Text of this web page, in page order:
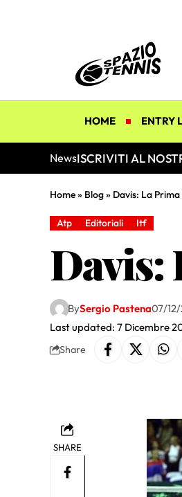
HOME ENTRY
NewsISCRIVITI AL
Home» Blog» Davis: La
Atp Editoriali Itf
Davis:
Last updated: 7 Dicembre
BySergio Pastena07/
Share
SHARE